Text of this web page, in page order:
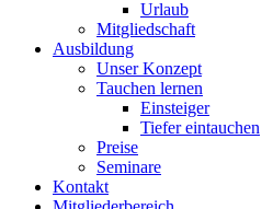
Urlaub
Mitgliedschaft
Ausbildung
Unser Konzept
Tauchen lernen
Einsteiger
Tiefer eintauchen
Preise
Seminare
Kontakt